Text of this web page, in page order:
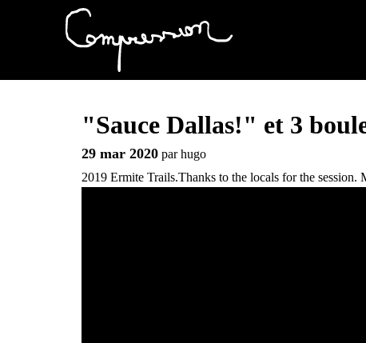
"Sauce Dallas!" et 3
29 mar 2020 parhugo
2019 Ermite Trails.Thanks to the locals for the session.